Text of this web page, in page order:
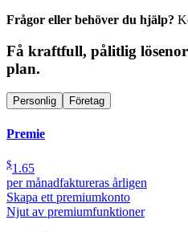
Frågor eller behöver du hjälp?
Få kraftfull, pålitlig
plan.
Personlig Företag
Premie
$1.65
per månadfaktureras årligen
Skapa ett premiumkonto
Njut av premiumfunktioner